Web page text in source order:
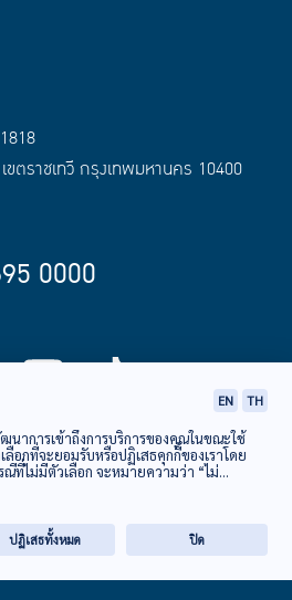
ตราชเทวี กรุงเทพมหานคร 10400
0000
EN TH
นาการเข้าถึงการบริการของคุณในขณะใช้
ลือกที่จะยอมรับหรือปฏิเสธคุกกี้ของเราโดย
ที่ไม่มีตัวเลือก จะหมายความว่า “ไม่
ปฏิเสธทั้งหมด ปิด